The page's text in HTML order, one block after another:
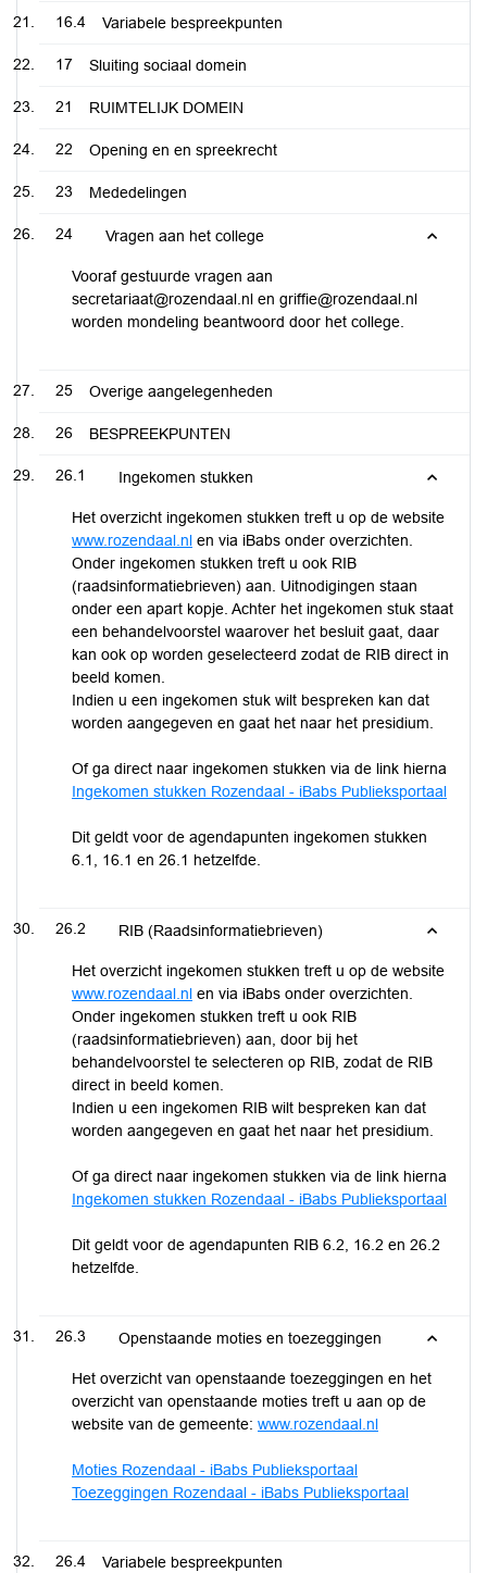
16.4 Variabele bespreekpunten
17 Sluiting sociaal domein
21 RUIMTELIJK DOMEIN
22 Opening en en spreekrecht
23 Mededelingen
24 Vragen aan het college
Vooraf gestuurde vragen aan
secretariaat@rozendaal.nl en griffie@rozendaal.nl
worden mondeling beantwoord door het college.
25 Overige aangelegenheden
26 BESPREEKPUNTEN
26.1 Ingekomen stukken
Het overzicht ingekomen stukken treft u op de website
www.rozendaal.nl en via iBabs onder overzichten.
Onder ingekomen stukken treft u ook RIB
(raadsinformatiebrieven) aan. Uitnodigingen staan
onder een apart kopje. Achter het ingekomen stuk staat
een behandelvoorstel waarover het besluit gaat, daar
kan ook op worden geselecteerd zodat de RIB direct in
beeld komen.
Indien u een ingekomen stuk wilt bespreken kan dat
worden aangegeven en gaat het naar het presidium.
Of ga direct naar ingekomen stukken via de link hierna
Ingekomen stukken Rozendaal - iBabs Publieksportaal
Dit geldt voor de agendapunten ingekomen stukken
6.1, 16.1 en 26.1 hetzelfde.
26.2 RIB (Raadsinformatiebrieven)
Het overzicht ingekomen stukken treft u op de website
www.rozendaal.nl en via iBabs onder overzichten.
Onder ingekomen stukken treft u ook RIB
(raadsinformatiebrieven) aan, door bij het
behandelvoorstel te selecteren op RIB, zodat de RIB
direct in beeld komen.
Indien u een ingekomen RIB wilt bespreken kan dat
worden aangegeven en gaat het naar het presidium.
Of ga direct naar ingekomen stukken via de link hierna
Ingekomen stukken Rozendaal - iBabs Publieksportaal
Dit geldt voor de agendapunten RIB 6.2, 16.2 en 26.2
hetzelfde.
26.3 Openstaande moties en toezeggingen
Het overzicht van openstaande toezeggingen en het
overzicht van openstaande moties treft u aan op de
website van de gemeente: www.rozendaal.nl
Moties Rozendaal - iBabs Publieksportaal
Toezeggingen Rozendaal - iBabs Publieksportaal
26.4 Variabele bespreekpunten